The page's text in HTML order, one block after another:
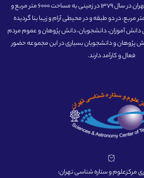
منطقه یک تهران، در شمال تهران در سال 1379 در زمینی به مساحت 6000 متر مربع و
با زیر بنای 3000 متر مربع، در دو طبقه و در محیطی آرام و زیبا بنا گردیده
دانش آموزان، دانشجویان، دانش پژوهان و عموم مردم
پژوهان و دانشجویان بسیاری در این مجموعه حضور
فعال و کارآمد دارند.
مرکزعلوم و ستاره شناسی تهران: